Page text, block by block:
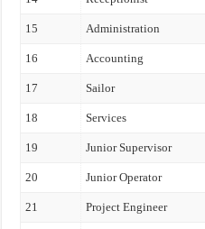
15 Administration
16 Accounting
17 Sailor
18 Services
19 Junior Supervisor
20 Junior Operator
21 Project Engineer